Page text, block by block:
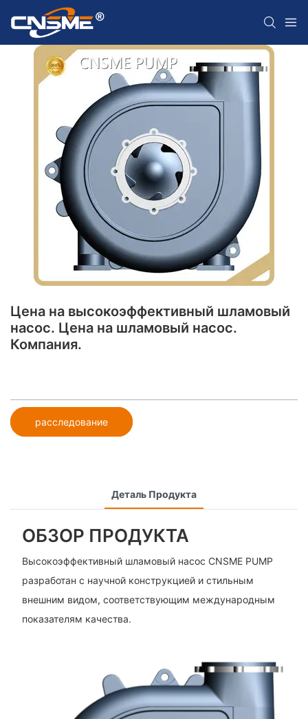
Цена на высокоэффективный шламовый
насос. Цена на шламовый насос.
Компания.
расследование
Деталь Продукта
ОБЗОР ПРОДУКТА
Высокоэффективный шламовый насос CNSME PUMP
разработан с научной конструкцией и стильным
внешним видом, соответствующим международным
показателям качества.